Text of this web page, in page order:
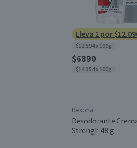
Lleva 2 por
$12.594 x 100g
$6890
$14.354 x 100g
Rexona
Desodorante
Strengh 48 g